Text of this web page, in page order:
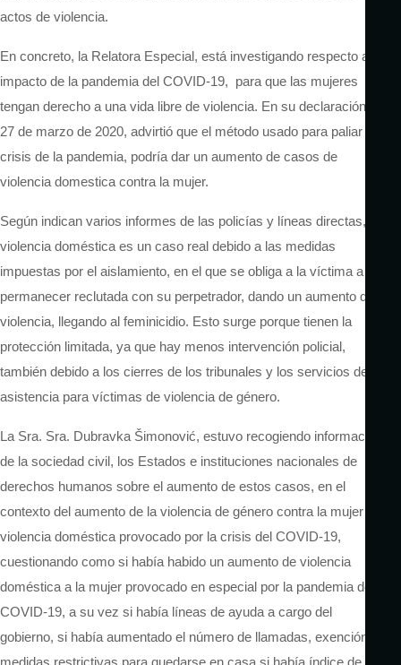
actos de violencia.
En concreto, la Relatora Especial, está investigando respecto al
impacto de la pandemia del COVID-19, para que las mujeres
tengan derecho a una vida libre de violencia. En su declaración del
27 de marzo de 2020, advirtió que el método usado para paliar la
crisis de la pandemia, podría dar un aumento de casos de
violencia domestica contra la mujer.
Según indican varios informes de las policías y líneas directas, la
violencia doméstica es un caso real debido a las medidas
impuestas por el aislamiento, en el que se obliga a la víctima a
permanecer reclutada con su perpetrador, dando un aumento de
violencia, llegando al feminicidio. Esto surge porque tienen la
protección limitada, ya que hay menos intervención policial,
también debido a los cierres de los tribunales y los servicios de
asistencia para víctimas de violencia de género.
La Sra. Sra. Dubravka Šimonović, estuvo recogiendo información
de la sociedad civil, los Estados e instituciones nacionales de
derechos humanos sobre el aumento de estos casos, en el
contexto del aumento de la violencia de género contra la mujer y la
violencia doméstica provocado por la crisis del COVID-19,
cuestionando como si había habido un aumento de violencia
doméstica a la mujer provocado en especial por la pandemia de
COVID-19, a su vez si había líneas de ayuda a cargo del
gobierno, si había aumentado el número de llamadas, exención de
medidas restrictivas para quedarse en casa si había índice de